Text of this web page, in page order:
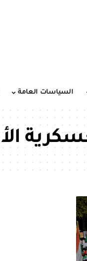
السياسات العامة